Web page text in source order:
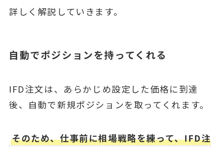
詳しく解説していきます。
自動でポジションを持ってくれる
IFD注文は、あらかじめ設定した価格に到達
後、自動で新規ポジションを取ってくれます。
そのため、仕事前に相場戦略を練って、IFD注